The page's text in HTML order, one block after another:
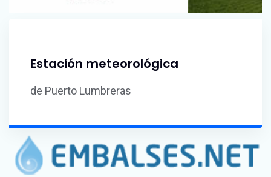
Estación meteorológica
de Puerto Lumbreras